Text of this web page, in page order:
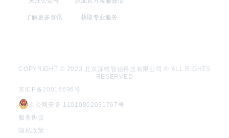
了解更多资讯 获取专业服务
COPYRIGHT © 2023 北京深维智信科技有限公司 ® ALL RIGHTS
RESERVED
京ICP备20016696号
京公网安备 11010802031767号
服务协议
隐私政策